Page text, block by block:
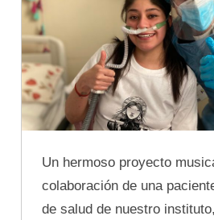
Un hermoso proyecto
colaboración de una
de salud de nuestro